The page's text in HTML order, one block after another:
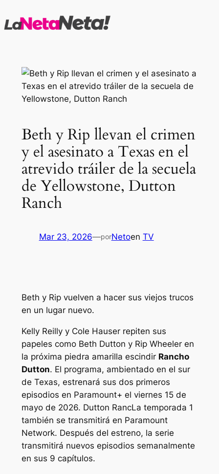
al
Beth y Rip llevan el crimen
y el asesinato a Texas en el
atrevido tráiler de la secuela
de Yellowstone, Dutton
Ranch
Mar 23, 2026—porNetoen TV
Beth y Rip vuelven a hacer sus viejos trucos
en un lugar nuevo.
Kelly Reilly y Cole Hauser repiten sus
papeles como Beth Dutton y Rip Wheeler en
la próxima piedra amarilla escindir Rancho
Dutton. El programa, ambientado en el sur
de Texas, estrenará sus dos primeros
episodios en Paramount+ el viernes 15 de
mayo de 2026. Dutton RancLa temporada 1
también se transmitirá en Paramount
Network. Después del estreno, la serie
transmitirá nuevos episodios semanalmente
en sus 9 capítulos.